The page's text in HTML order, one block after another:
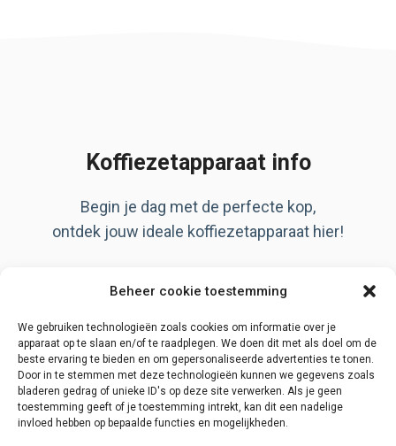
Beheer cookie toestemming
We gebruiken technologieën zoals cookies om informatie over je
apparaat op te slaan en/of te raadplegen. We doen dit met als doel om de
beste ervaring te bieden en om gepersonaliseerde advertenties te tonen.
Door in te stemmen met deze technologieën kunnen we gegevens zoals
bladeren gedrag of unieke ID's op deze site verwerken. Als je geen
toestemming geeft of je toestemming intrekt, kan dit een nadelige
invloed hebben op bepaalde functies en mogelijkheden.
Koffiezetapparaat info
Begin je dag met de perfecte kop,
ontdek jouw ideale koffiezetapparaat hier!
Privacy Policy
Disclaimer
Contact